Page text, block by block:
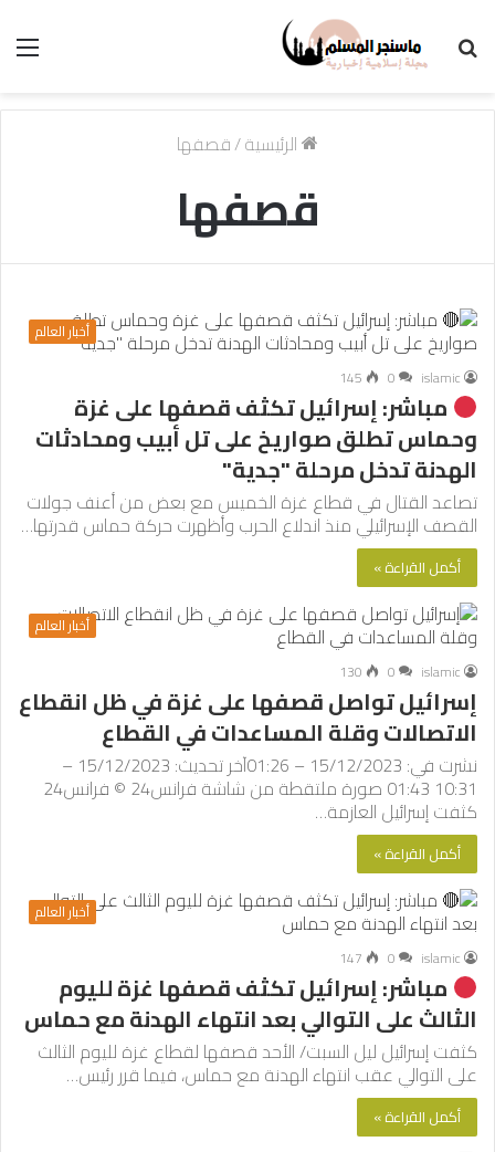
الرئيسية/قصفها
قصفها
أخبار العالم
islamic
0
145
مباشر: إسرائيل تكثف قصفها على غزة
وحماس تطلق صواريخ على تل أبيب ومحادثات
الهدنة تدخل مرحلة "جدية"
تصاعد القتال في قطاع غزة الخميس مع بعض من أعنف جولات
القصف الإسرائيلي منذ اندلاع الحرب وأظهرت حركة حماس قدرتها…
أكمل القراءة »
أخبار العالم
islamic
0
130
إسرائيل تواصل قصفها على غزة في ظل انقطاع
الاتصالات وقلة المساعدات في القطاع
نشرت في: 15/12/2023 – 01:26آخر تحديث: 15/12/2023 –
10:31 01:43 صورة ملتقطة من شاشة فرانس24 © فرانس24
كثفت إسرائيل العازمة…
أكمل القراءة »
أخبار العالم
islamic
0
147
مباشر: إسرائيل تكثف قصفها غزة لليوم
الثالث على التوالي بعد انتهاء الهدنة مع حماس
كثفت إسرائيل ليل السبت/ الأحد قصفها لقطاع غزة لليوم الثالث
على التوالي عقب انتهاء الهدنة مع حماس، فيما قرر رئيس…
أكمل القراءة »